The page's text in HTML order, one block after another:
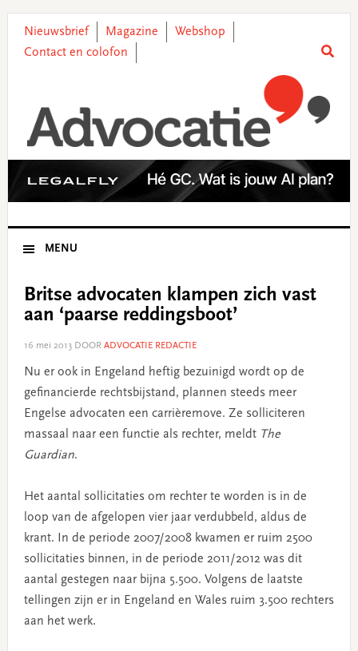
primary
main
primary
footer
Nieuwsbrief Magazine
Webshop
Contact en colofon
MENU
Britse advocaten klampen zich vast
aan ‘paarse reddingsboot’
16 mei 2013DOOR ADVOCATIE REDACTIE
Nu er ook in Engeland heftig bezuinigd wordt op de
gefinancierde rechtsbijstand, plannen steeds meer
Engelse advocaten een carrièremove. Ze solliciteren
massaal naar een functie als rechter, meldt The
Guardian.
Het aantal sollicitaties om rechter te worden is in de
loop van de afgelopen vier jaar verdubbeld, aldus de
krant. In de periode 2007/2008 kwamen er ruim 2500
sollicitaties binnen, in de periode 2011/2012 was dit
aantal gestegen naar bijna 5.500. Volgens de laatste
tellingen zijn er in Engeland en Wales ruim 3.500 rechters
aan het werk.